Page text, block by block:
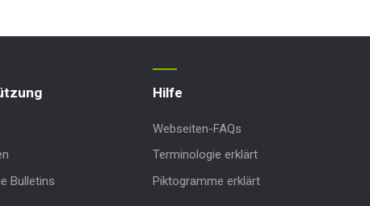
Bulletins
Hilfe
Webseiten-FAQs
Terminologie erklärt
Piktogramme erklärt